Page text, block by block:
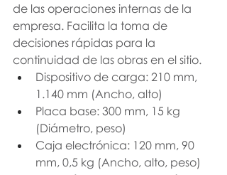
de las operaciones internas de la
empresa. Facilita la toma de
decisiones rápidas para la
continuidad de las obras en el sitio.
Dispositivo de carga: 210 mm,
1.140 mm (Ancho, alto)
Placa base: 300 mm, 15 kg
(Diámetro, peso)
Caja electrónica: 120 mm, 90
mm, 0,5 kg (Ancho, alto, peso)